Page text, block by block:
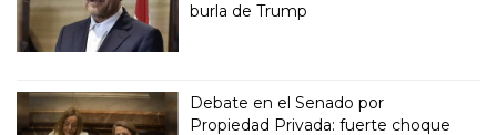
burla de Trump
Debate en el Senado por
Propiedad Privada: fuerte choque